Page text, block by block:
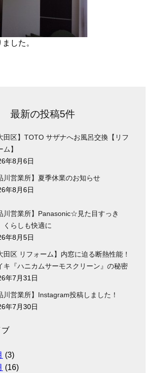
した。
最新の投稿5件
田区】TOTO サザナへお風呂交換【リフ
ム】
年8月6日
川営業所】夏季休業のお知らせ
年8月6日
川営業所】Panasonic☆見た目すっき
くらしも快適に
年8月5日
田区 リフォーム】内窓に迫る断熱性能！
キ『ハニカムサーモスクリーン』の秘密
年7月31日
川営業所】Instagram投稿しました！
年7月30日
ブ
(3)
(16)